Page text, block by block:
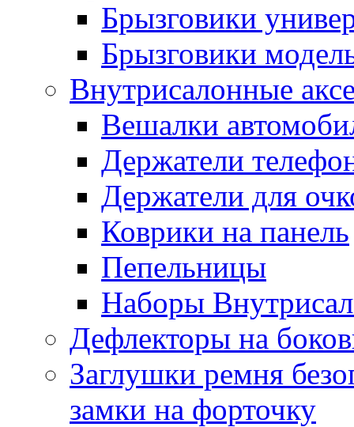
Брызговики
Брызговики
Внутрисалонные
Вешалки
Держатели
Держатели для
Коврики на панель
Пепельницы
Наборы
Дефлекторы на
Заглушки ремня
замки на форточку